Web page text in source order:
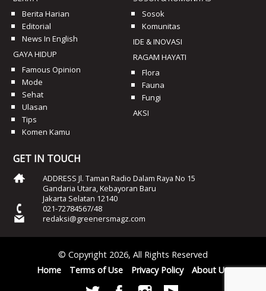
Berita Harian
Editorial
News In English
GAYA HIDUP
Famous Opinion
Mode
Sehat
Ulasan
Tips
Komen Kamu
Sosok
Komunitas
IDE & INOVASI
RAGAM HAYATI
Flora
Fauna
Fungi
AKSI
GET IN TOUCH
ADDRESS Jl. Taman Radio Dalam Raya No 15
Gandaria Utara, Kebayoran Baru
Jakarta Selatan 12140
021-72784567/48
redaksi@greenersmagz.com
© Copyright 2026, All Rights Reserved
Home
Terms of Use Privacy Policy About Us